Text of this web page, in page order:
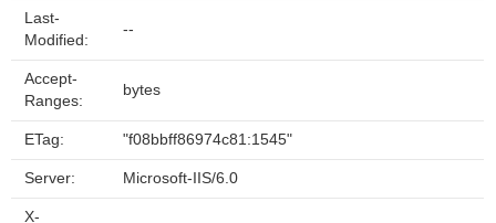
Last-
Modified:
--
Accept-
Ranges:
bytes
ETag: "f08bbff86974c81:1545"
Server: Microsoft-IIS/6.0
X-